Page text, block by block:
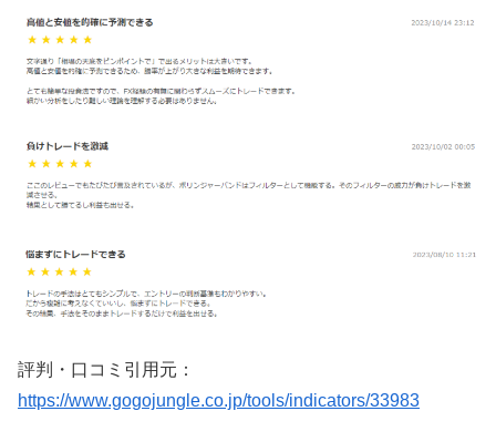
評判・口コミ引用元：
https://www.gogojungle.co.jp/tools/indicators/33983